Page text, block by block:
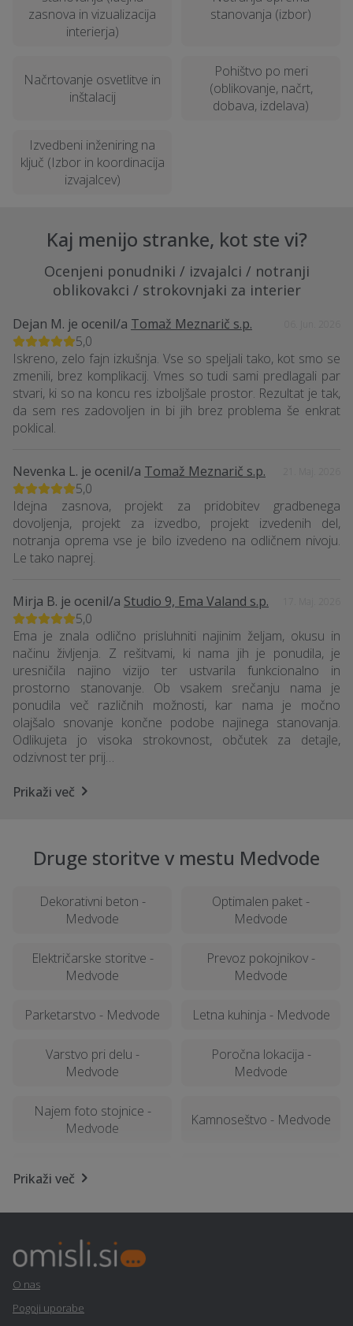
zasnova in vizualizacija
interierja)
stanovanja (izbor)
Načrtovanje osvetlitve in
inštalacij
Pohištvo po meri
(oblikovanje, načrt,
dobava, izdelava)
Izvedbeni inženiring na
ključ (Izbor in koordinacija
izvajalcev)
Kaj menijo stranke, kot ste vi?
Ocenjeni ponudniki / izvajalci / notranji
oblikovakci / strokovnjaki za interier
Dejan M. je ocenil/a Tomaž Meznarič s.p.
5,0
Iskreno, zelo fajn izkušnja. Vse so speljali tako, kot smo se
zmenili, brez komplikacij. Vmes so tudi sami predlagali par
stvari, ki so na koncu res izboljšale prostor. Rezultat je tak,
da sem res zadovoljen in bi jih brez problema še enkrat
poklical.
Nevenka L. je ocenil/a Tomaž Meznarič s.p.
5,0
Idejna zasnova, projekt za pridobitev gradbenega
dovoljenja, projekt za izvedbo, projekt izvedenih del,
notranja oprema vse je bilo izvedeno na odličnem nivoju.
Le tako naprej.
Mirja B. je ocenil/a Studio 9, Ema Valand s.p.
5,0
Ema je znala odlično prisluhniti najinim željam, okusu in
načinu življenja. Z rešitvami, ki nama jih je ponudila, je
uresničila najino vizijo ter ustvarila funkcionalno in
prostorno stanovanje. Ob vsakem srečanju nama je
ponudila več različnih možnosti, kar nama je močno
olajšalo snovanje končne podobe najinega stanovanja.
Odlikujeta jo visoka strokovnost, občutek za detajle,
odzivnost ter prij…
Prikaži več
Druge storitve v mestu Medvode
Dekorativni beton -
Medvode
Optimalen paket -
Medvode
Električarske storitve -
Medvode
Prevoz pokojnikov -
Medvode
Parketarstvo - Medvode Letna kuhinja - Medvode
Varstvo pri delu -
Medvode
Poročna lokacija -
Medvode
Najem foto stojnice -
Medvode
Kamnoseštvo - Medvode
- Medvode
vezenje - Medvode
Medvode
Prikaži več
O nas
Pogoji uporabe